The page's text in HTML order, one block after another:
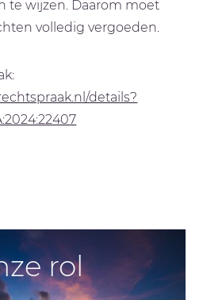
te wijzen. Daarom moet
volledig vergoeden.
details?
rol